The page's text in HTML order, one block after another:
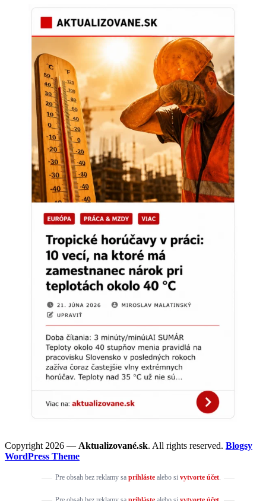
Copyright 2026 — Aktualizované.sk. All rights reserved. Blogsy
WordPress Theme
Pre obsah bez reklamy sa prihlástealebo si vytvorte účet.